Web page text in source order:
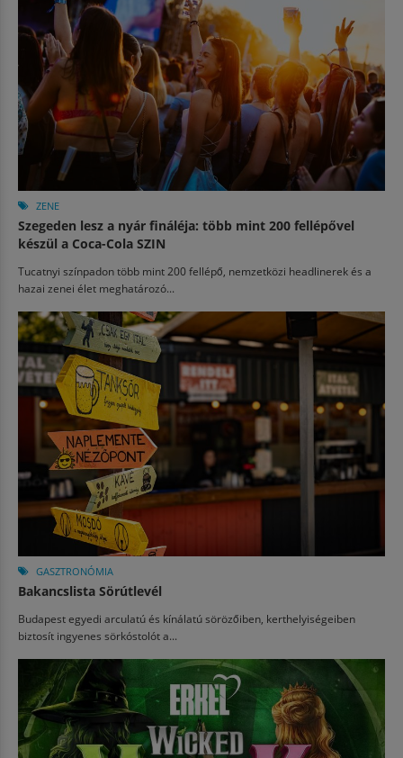
ZENE
Szegeden lesz a nyár fináléja: több mint 200 fellépővel
készül a Coca-Cola SZIN
Tucatnyi színpadon több mint 200 fellépő, nemzetközi headlinerek és a
hazai zenei élet meghatározó...
GASZTRONÓMIA
Bakancslista Sörútlevél
Budapest egyedi arculatú és kínálatú sörözőiben, kerthelyiségeiben
biztosít ingyenes sörkóstolót a...